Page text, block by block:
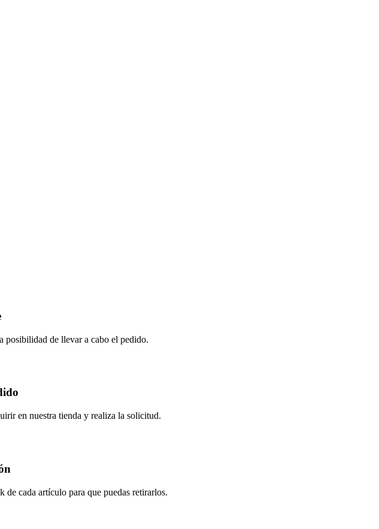
posibilidad de llevar a cabo el pedido.
en nuestra tienda y realiza la solicitud.
cada artículo para que puedas retirarlos.